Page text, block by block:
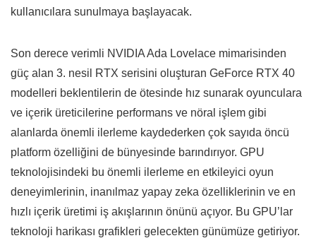
kullanıcılara sunulmaya başlayacak.
Son derece verimli NVIDIA Ada Lovelace mimarisinden
güç alan 3. nesil RTX serisini oluşturan GeForce RTX 40
modelleri beklentilerin de ötesinde hız sunarak oyunculara
ve içerik üreticilerine performans ve nöral işlem gibi
alanlarda önemli ilerleme kaydederken çok sayıda öncü
platform özelliğini de bünyesinde barındırıyor. GPU
teknolojisindeki bu önemli ilerleme en etkileyici oyun
deneyimlerinin, inanılmaz yapay zeka özelliklerinin ve en
hızlı içerik üretimi iş akışlarının önünü açıyor. Bu GPU’lar
teknoloji harikası grafikleri gelecekten günümüze getiriyor.